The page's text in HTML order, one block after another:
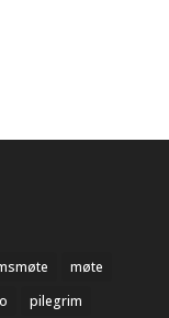
møte
pilegrim